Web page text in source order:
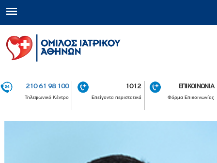
210 61 98 100
Τηλεφωνικό Κέντρο
1012
Επείγοντα περιστατικά
ΕΠΙΚΟΙΝΩΝΙΑ
Φόρμα Επικοινωνίας